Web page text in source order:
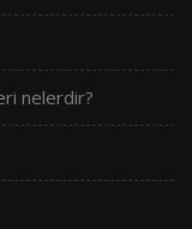
nelerdir?